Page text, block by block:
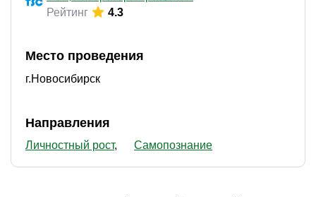
Рейтинг
4.3
Место проведения
г.Новосибирск
Направления
Личностный рост Самопознание